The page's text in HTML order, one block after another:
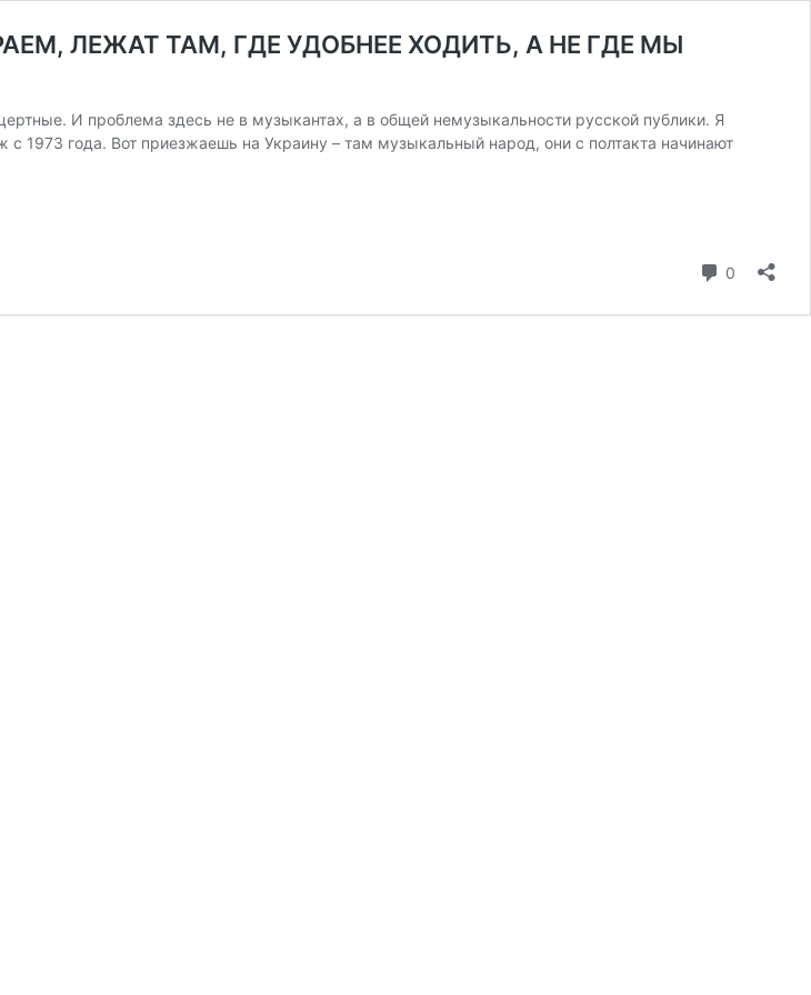
ЛЕЖАТ ТАМ, ГДЕ УДОБНЕЕ ХОДИТЬ, А НЕ ГДЕ МЫ
И проблема здесь не в музыкантах, а в общей немузыкальности русской публики. Я
с 1973 года. Вот приезжаешь на Украину – там музыкальный народ, они с полтакта начинают
0